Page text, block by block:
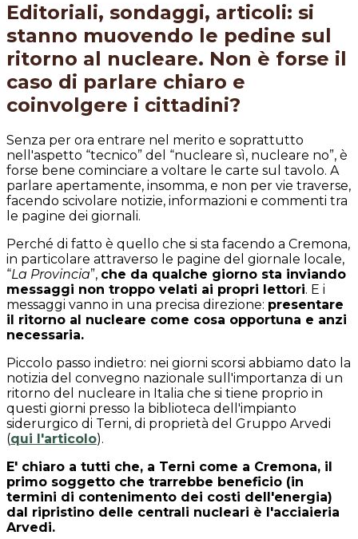
Editoriali, sondaggi, articoli: si
stanno muovendo le pedine sul
ritorno al nucleare. Non è forse il
caso di parlare chiaro e
coinvolgere i cittadini?
Senza per ora entrare nel merito e soprattutto
nell'aspetto “tecnico” del “nucleare sì, nucleare no”, è
forse bene cominciare a voltare le carte sul tavolo. A
parlare apertamente, insomma, e non per vie traverse,
facendo scivolare notizie, informazioni e commenti tra
le pagine dei giornali.
Perché di fatto è quello che si sta facendo a Cremona,
in particolare attraverso le pagine del giornale locale,
“La Provincia”, che da qualche giorno sta inviando
messaggi non troppo velati ai propri lettori. E i
messaggi vanno in una precisa direzione: presentare
il ritorno al nucleare come cosa opportuna e anzi
necessaria.
Piccolo passo indietro: nei giorni scorsi abbiamo dato la
notizia del convegno nazionale sull'importanza di un
ritorno del nucleare in Italia che si tiene proprio in
questi giorni presso la biblioteca dell'impianto
siderurgico di Terni, di proprietà del Gruppo Arvedi
(qui l'articolo).
E' chiaro a tutti che, a Terni come a Cremona, il
primo soggetto che trarrebbe beneficio (in
termini di contenimento dei costi dell'energia)
dal ripristino delle centrali nucleari è l'acciaieria
Arvedi.